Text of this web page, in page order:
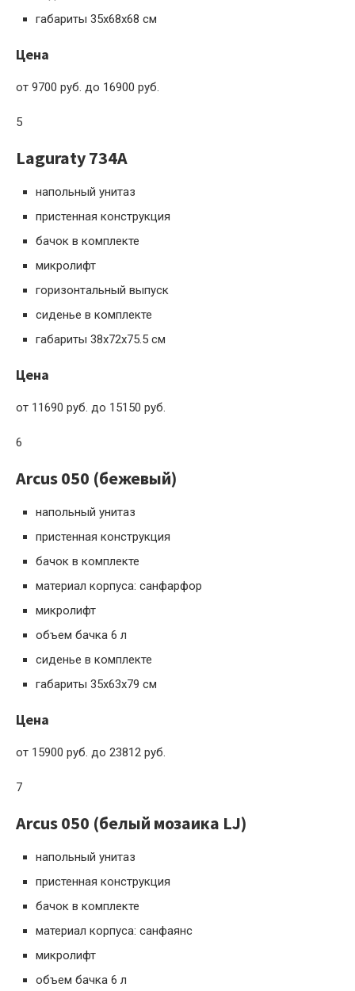
габариты 35x68x68 см
Цена
от 9700 руб. до 16900 руб.
5
Laguraty 734A
напольный унитаз
пристенная конструкция
бачок в комплекте
микролифт
горизонтальный выпуск
сиденье в комплекте
габариты 38x72x75.5 см
Цена
от 11690 руб. до 15150 руб.
6
Arcus 050 (бежевый)
напольный унитаз
пристенная конструкция
бачок в комплекте
материал корпуса: санфарфор
микролифт
объем бачка 6 л
сиденье в комплекте
габариты 35x63x79 см
Цена
от 15900 руб. до 23812 руб.
7
Arcus 050 (белый мозаика LJ)
напольный унитаз
пристенная конструкция
бачок в комплекте
материал корпуса: санфаянс
микролифт
объем бачка 6 л